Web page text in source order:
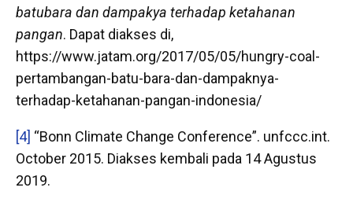
batubara dan dampakya terhadap ketahanan
pangan. Dapat diakses di,
https://www.jatam.org/2017/05/05/hungry-coal-
pertambangan-batu-bara-dan-dampaknya-
terhadap-ketahanan-pangan-indonesia/
[4] “Bonn Climate Change Conference”. unfccc.int.
October 2015. Diakses kembali pada 14 Agustus
2019.